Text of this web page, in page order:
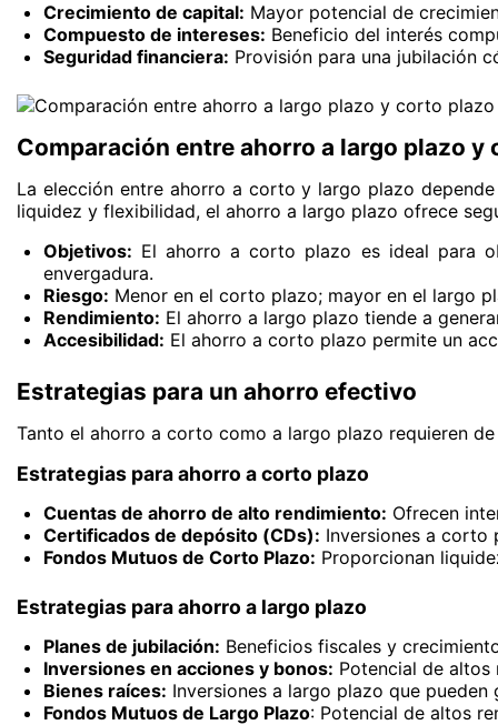
Crecimiento de capital: Mayor potencial de
Compuesto de intereses: Beneficio del interés
Seguridad financiera: Provisión para una jubilación
Comparación entre ahorro a largo plazo y
La elección entre ahorro a corto y largo plazo
liquidez y flexibilidad, el ahorro a largo plazo ofrece
Objetivos: El ahorro a corto plazo es ideal para
envergadura.
Riesgo: Menor en el corto plazo; mayor en el largo
Rendimiento: El ahorro a largo plazo tiende a
Accesibilidad: El ahorro a corto plazo permite un
Estrategias para un ahorro efectivo
Tanto el ahorro a corto como a largo plazo requieren
Estrategias para ahorro a corto plazo
Cuentas de ahorro de alto rendimiento: Ofrecen
Certificados de depósito (CDs): Inversiones a corto
Fondos Mutuos de Corto Plazo: Proporcionan
Estrategias para ahorro a largo plazo
Planes de jubilación: Beneficios fiscales y
Inversiones en acciones y bonos: Potencial de
Bienes raíces: Inversiones a largo plazo que pueden
Fondos Mutuos de Largo Plazo: Potencial de altos